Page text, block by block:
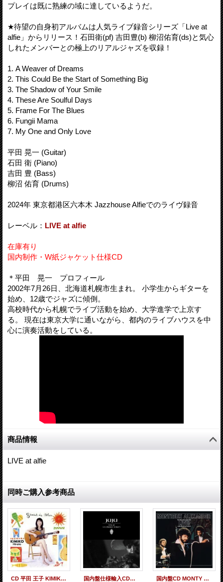
プレイは既に熟練の域に達しているようだ。
★待望の自身初アルバムは人気ライブ録音シリーズ「Live at
alfie」からリリース！石田衛(pf) 吉田豊(b) 柳沼佑育(ds)と気心
しれたメンバーとの極上のリアルジャズを収録！
1. A Weaver of Dreams
2. This Could Be the Start of Something Big
3. The Shadow of Your Smile
4. These Are Soulful Days
5. Frame For The Blues
6. Fungii Mama
7. My One and Only Love
平田 晃一 (Guitar)
石田 衛 (Piano)
吉田 豊 (Bass)
柳沼 佑育 (Drums)
2024年 東京都港区六本木 Jazzhouse Alfieでのライヴ録音
レーベル： LIVE at alfie
在庫有り
国内制作・W紙ジャケット仕様CD
＊平田 晃一 プロフィール
2002年7月26日、北海道札幌市生まれ。 小学生からギターを
始め、12歳でジャズに傾倒。
高校時代から札幌でライブ活動を始め、大学進学で上京す
る。 現在は東京大学に通いながら、都内のライブハウスを中
心に演奏活動をしている。
商品情報
LIVE at alfie
同時ご購入参考商品
CD 平田 王子 KIMIKO HIRATA / オルフェのサンバ Samba de Orfeu 国内盤仕様輸入CD JUJU / LIVE AT 131 PRINCE ST 国内盤CD MONTY ALEXANDER モンティ・アレキサンダー / LIVE AT MONTREUX ライヴ・アット・モントルー